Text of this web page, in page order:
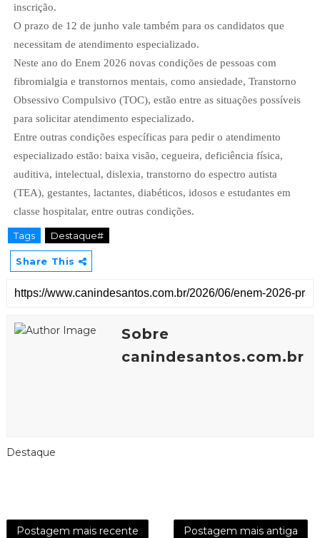
inscrição.
O prazo de 12 de junho vale também para os candidatos que
necessitam de atendimento especializado.
Neste ano do Enem 2026 novas condições de pessoas com
fibromialgia e transtornos mentais, como ansiedade, Transtorno
Obsessivo Compulsivo (TOC), estão entre as situações possíveis
para solicitar atendimento especializado.
Entre outras condições específicas para pedir o atendimento
especializado estão: baixa visão, cegueira, deficiência física,
auditiva, intelectual, dislexia, transtorno do espectro autista
(TEA), gestantes, lactantes, diabéticos, idosos e estudantes em
classe hospitalar, entre outras condições.
Tags Destaque#
Share This
Sobre
canindesantos.com.br
Destaque
Postagem mais recente Postagem mais antiga